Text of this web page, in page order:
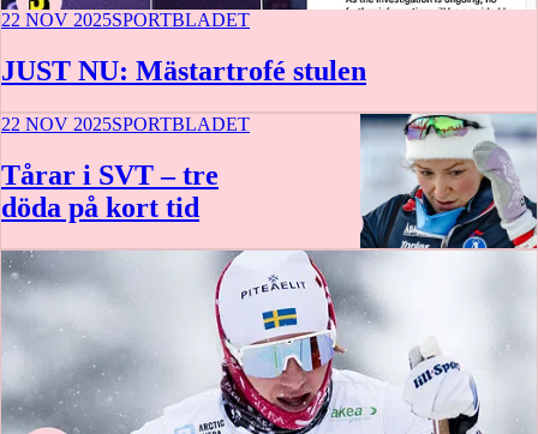
22 NOV 2025SPORTBLADET
JUST NU: Mästartrofé stulen
22 NOV 2025SPORTBLADET
Tårar i SVT – tre
döda på kort tid